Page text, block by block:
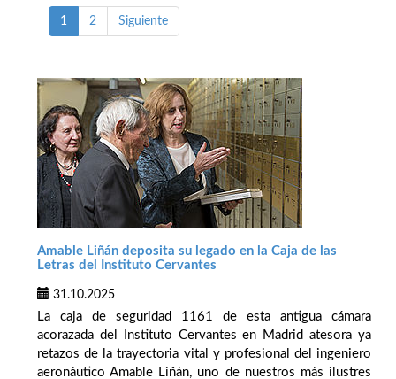
1 2 Siguiente
Amable Liñán deposita su legado en la Caja de las
Letras del Instituto Cervantes
31.10.2025
La caja de seguridad 1161 de esta antigua cámara
acorazada del Instituto Cervantes en Madrid atesora ya
retazos de la trayectoria vital y profesional del ingeniero
aeronáutico Amable Liñán, uno de nuestros más ilustres